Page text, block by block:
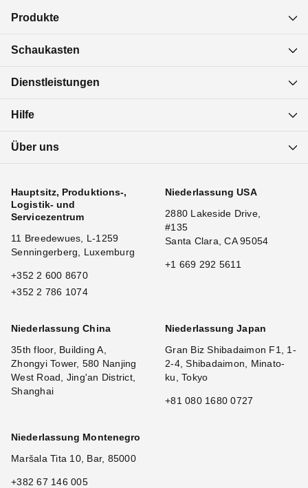
Produkte
Schaukasten
Dienstleistungen
Hilfe
Über uns
Hauptsitz, Produktions-,
Logistik- und
Servicezentrum
11 Breedewues, L-1259
Senningerberg, Luxemburg
+352 2 600 8670
+352 2 786 1074
Niederlassung USA
2880 Lakeside Drive,
#135
Santa Clara, CA 95054
+1 669 292 5611
Niederlassung China
35th floor, Building A,
Zhongyi Tower, 580 Nanjing
West Road, Jing'an District,
Shanghai
Niederlassung Japan
Gran Biz Shibadaimon F1, 1-
2-4, Shibadaimon, Minato-
ku, Tokyo
+81 080 1680 0727
Niederlassung Montenegro
Maršala Tita 10, Bar, 85000
+382 67 146 005